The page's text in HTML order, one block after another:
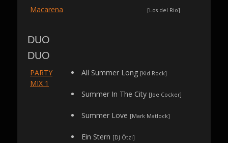
Macarena [Los del Rio]
DUO
DUO
PARTY
MIX 1
All Summer Long [Kid Rock]
Summer In The City [Joe Cocker]
Summer Love [Mark Matlock]
Ein Stern [DJ Ötzi]